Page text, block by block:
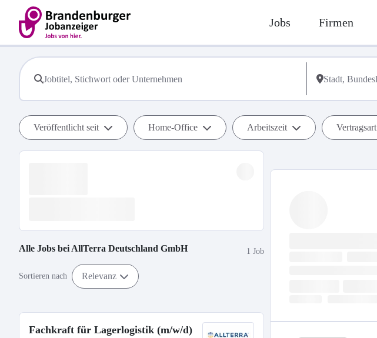
Jobs Firmen
Veröffentlicht seit Home-Office Arbeitszeit Vertragsart
Alle Jobs bei AllTerra Deutschland GmbH 1 Job
Sortieren nach Relevanz
Fachkraft für Lagerlogistik (m/w/d)